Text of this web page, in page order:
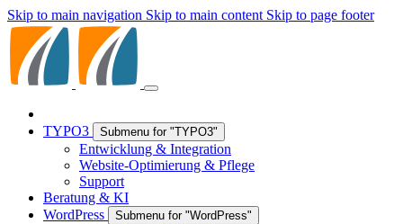
Skip to main navigation Skip to main content Skip to page footer
TYPO3 Submenu for "TYPO3"
Entwicklung & Integration
Website-Optimierung & Pflege
Support
Beratung & KI
WordPress
Submenu for "WordPress"